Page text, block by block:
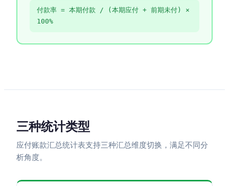
付款率 = 本期付款 / (本期应付 + 前期未付) ×
100%
三种统计类型
应付账款汇总统计表支持三种汇总维度切换，满足不同分
析角度。